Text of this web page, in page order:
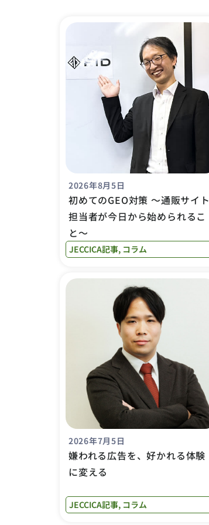
2026年8月5日
初めてのGEO対策 〜通販サイト
担当者が今日から始められるこ
と〜
JECCICA記事, コラム
2026年7月5日
嫌われる広告を、好かれる体験
に変える
JECCICA記事, コラム